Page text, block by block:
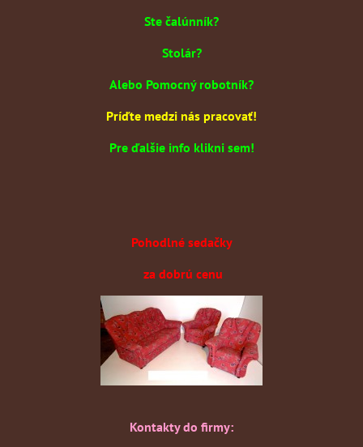
Ste čalúnník?
Stolár?
Alebo Pomocný robotník?
Príďte medzi nás pracovať!
Pre ďalšie info klikni sem!
Pohodlné sedačky
za dobrú cenu
Kontakty do firmy: